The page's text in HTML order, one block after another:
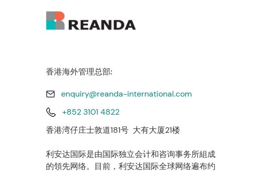
香港海外管理总部:
enquiry@reanda-international.com
+852 3101 4822
香港湾仔庄士敦道181号 大有大厦21楼
利安达国际是由国际独立会计和咨询事务所組成
的領先网络。目前，利安达国际全球网络遍布约